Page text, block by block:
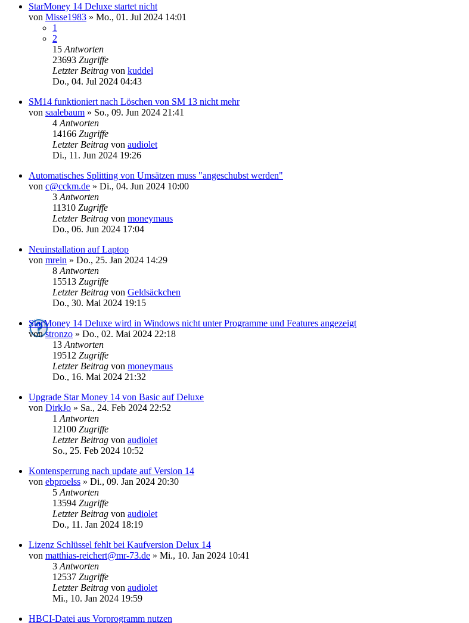
StarMoney 14 Deluxe startet nicht
von Misse1983 » Mo., 01. Jul 2024 14:01
1
2
15 Antworten
23693 Zugriffe
Letzter Beitrag von kuddel
Do., 04. Jul 2024 04:43
SM14 funktioniert nach Löschen von SM 13 nicht mehr
von saalebaum » So., 09. Jun 2024 21:41
4 Antworten
14166 Zugriffe
Letzter Beitrag von audiolet
Di., 11. Jun 2024 19:26
Automatisches Splitting von Umsätzen muss "angeschubst werden"
von c@cckm.de » Di., 04. Jun 2024 10:00
3 Antworten
11310 Zugriffe
Letzter Beitrag von moneymaus
Do., 06. Jun 2024 17:04
Neuinstallation auf Laptop
von mrein » Do., 25. Jan 2024 14:29
8 Antworten
15513 Zugriffe
Letzter Beitrag von Geldsäckchen
Do., 30. Mai 2024 19:15
StarMoney 14 Deluxe wird in Windows nicht unter Programme und Features angezeigt
vonstronzo » Do., 02. Mai 2024 22:18
13 Antworten
19512 Zugriffe
Letzter Beitrag von moneymaus
Do., 16. Mai 2024 21:32
Upgrade Star Money 14 von Basic auf Deluxe
von DirkJo » Sa., 24. Feb 2024 22:52
1 Antworten
12100 Zugriffe
Letzter Beitrag von audiolet
So., 25. Feb 2024 10:52
Kontensperrung nach update auf Version 14
von ebproelss » Di., 09. Jan 2024 20:30
5 Antworten
13594 Zugriffe
Letzter Beitrag von audiolet
Do., 11. Jan 2024 18:19
Lizenz Schlüssel fehlt bei Kaufversion Delux 14
von matthias-reichert@mr-73.de » Mi., 10. Jan 2024 10:41
3 Antworten
12537 Zugriffe
Letzter Beitrag von audiolet
Mi., 10. Jan 2024 19:59
HBCI-Datei aus Vorprogramm nutzen